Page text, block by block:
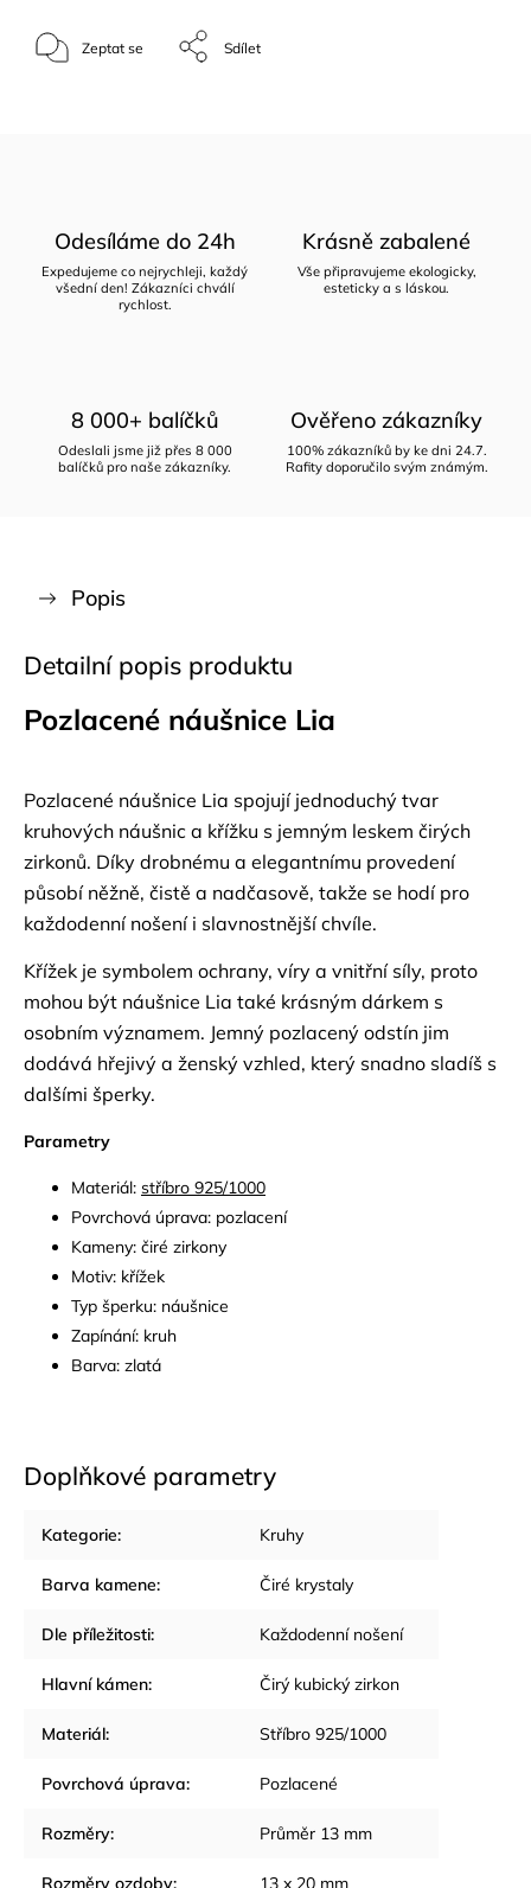
Zeptat se Sdílet
Odesíláme do 24h
Expedujeme co nejrychleji, každý
všední den! Zákazníci chválí
rychlost.
Krásně zabalené
Vše připravujeme ekologicky,
esteticky a s láskou.
8 000+ balíčků
Odeslali jsme již přes 8 000
balíčků pro naše zákazníky.
Ověřeno zákazníky
100% zákazníků by ke dni 24.7.
Rafity doporučilo svým známým.
Popis
Detailní popis produktu
Pozlacené náušnice Lia
Pozlacené náušnice Lia spojují jednoduchý tvar
kruhových náušnic a křížku s jemným leskem čirých
zirkonů. Díky drobnému a elegantnímu provedení
působí něžně, čistě a nadčasově, takže se hodí pro
každodenní nošení i slavnostnější chvíle.
Křížek je symbolem ochrany, víry a vnitřní síly, proto
mohou být náušnice Lia také krásným dárkem s
osobním významem. Jemný pozlacený odstín jim
dodává hřejivý a ženský vzhled, který snadno sladíš s
dalšími šperky.
Parametry
Materiál: stříbro 925/1000
Povrchová úprava: pozlacení
Kameny: čiré zirkony
Motiv: křížek
Typ šperku: náušnice
Zapínání: kruh
Barva: zlatá
Doplňkové parametry
Kategorie: Kruhy
Barva kamene: Čiré krystaly
Dle příležitosti: Každodenní nošení
Hlavní kámen: Čirý kubický zirkon
Materiál: Stříbro 925/1000
Povrchová úprava: Pozlacené
Rozměry: Průměr 13 mm
Rozměry ozdoby: 13 x 20 mm